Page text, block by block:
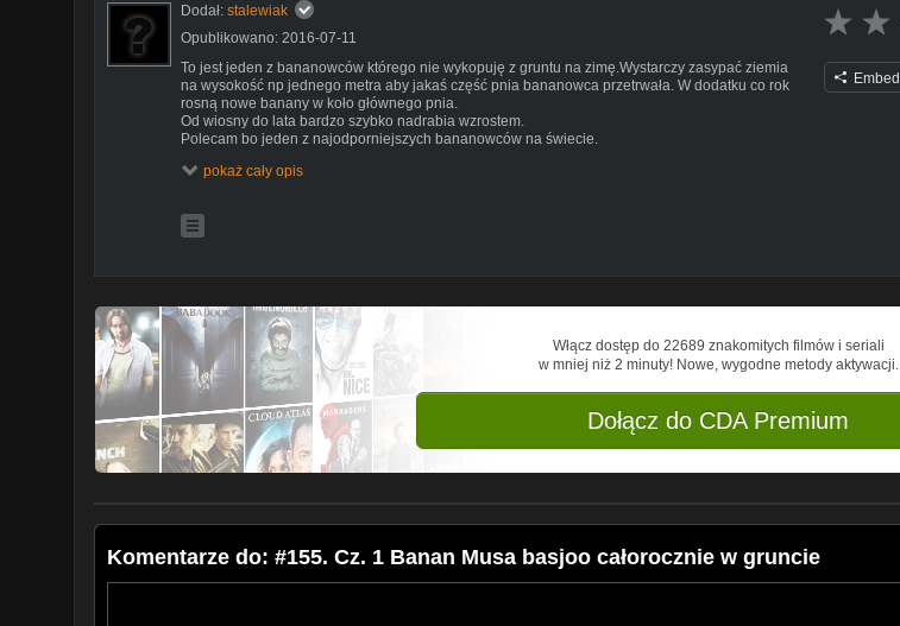
Dodał: stalewiak
Opublikowano: 2016-07-11
To jest jeden z bananowców którego nie wykopuję z gruntu na zimę.Wystarczy zasypać ziemia
na wysokość np jednego metra aby jakaś część pnia bananowca przetrwała. W dodatku co rok
rosną nowe banany w koło głównego pnia.
Od wiosny do lata bardzo szybko nadrabia wzrostem.
Polecam bo jeden z najodporniejszych bananowców na świecie.
pokaż cały opis
Embed
Włącz dostęp do 22689 znakomitych filmów i seriali
w mniej niż 2 minuty! Nowe, wygodne metody aktywacji.
Dołącz do CDA Premium
Komentarze do: #155. Cz. 1 Banan Musa basjoo całorocznie w gruncie